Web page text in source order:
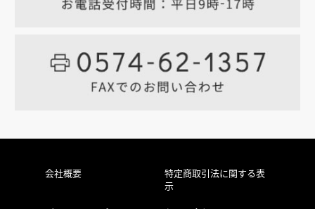
会社概要
特定商取引法に関する表
示